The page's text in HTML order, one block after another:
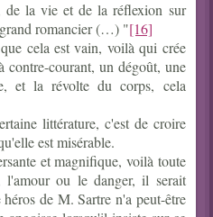
de la vie et de la réflexion sur
romancier (…) "[16]
cela est vain, voilà qui crée
courant, un dégoût, une
et la révolte du corps, cela
littérature, c'est de croire
est misérable.
et magnifique, voilà toute
l'amour ou le danger, il serait
de M. Sartre n'a peut-être